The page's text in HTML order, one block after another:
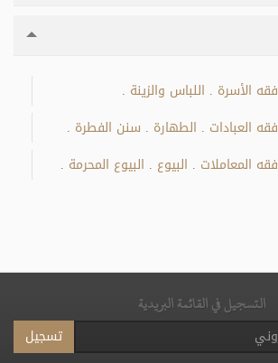
فقه الأسرة اللباس والزينة
فقه العبادات الطهارة سنن الفطرة
فقه المعاملات البيوع البيوع المحرمة
التسجيل في القائمة البريدية
تسجيل